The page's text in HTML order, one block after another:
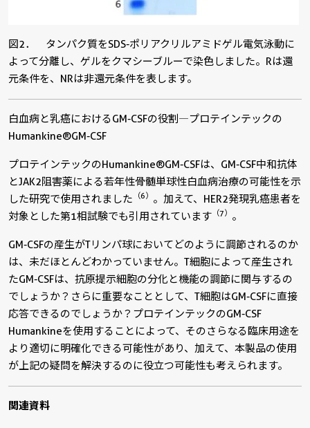
図2． タンパク質をSDS-ポリアクリルアミドゲル電気泳動に
よって分離し、ゲルをクマシーブルーで染色しました。Rは還
元条件を、NRは非還元条件を表します。
白血病と乳癌におけるGM-CSFの役割―プロテインテックの
Humankine®GM-CSF
プロテインテックのHumankine®GM-CSFは、GM-CSF中和抗体
とJAK2阻害薬による若年性骨髄単球性白血病治療の可能性を示
した研究で使用されました （6） 。加えて、HER2発現乳癌患者を
対象とした第1相試験でも引用されています （7） 。
GM-CSFの産生がTリンパ球においてどのように調節されるのか
は、未だほとんどわかっていません。T細胞によって産生され
たGM-CSFは、抗原提示細胞の分化と機能の調節に関与するの
でしょうか？さらに重要なこととして、T細胞はGM-CSFに直接
応答できるのでしょうか？プロテインテックのGM-CSF
Humankineを使用することによって、そのさらなる臨床用途を
より適切に明確化できる可能性があり、加えて、本製品の使用
が上記の疑問を解決するのに役立つ可能性も考えられます。
関連資料